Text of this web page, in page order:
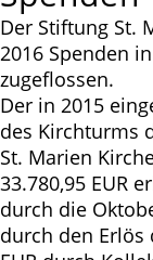
Der Stiftung St.
2016 Spenden in
zugeflossen.
Der in 2015
des Kirchturms
St. Marien
33.780,95 EUR
durch die
durch den Erlös